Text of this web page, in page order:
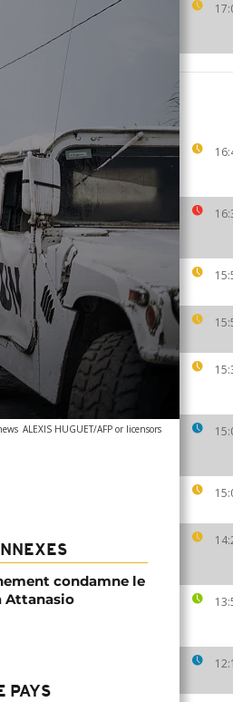
ALEXIS HUGUET/AFP or licensors
condamne le
Attanasio
PAYS